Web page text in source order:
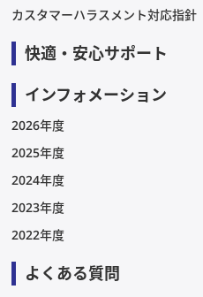
カスタマーハラスメント対応指針
快適・安心サポート
インフォメーション
2026年度
2025年度
2024年度
2023年度
2022年度
よくある質問